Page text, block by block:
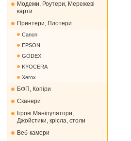
Модеми, Роутери, Мережеві
карти
Принтери, Плотери
Canon
EPSON
GODEX
KYOCERA
Xerox
БФП, Копіри
Сканери
Ігрові Маніпулятори,
Джойстики, крісла, столи
Веб-камери